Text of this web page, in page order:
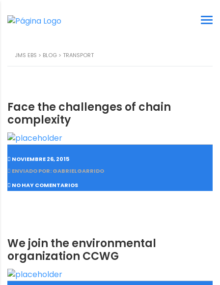
JMS EBS > BLOG > TRANSPORT
Face the challenges of chain
complexity
NOVIEMBRE 26, 2015
ENVIADO POR: GABRIELGARRIDO
NO HAY COMENTARIOS
We join the environmental
organization CCWG